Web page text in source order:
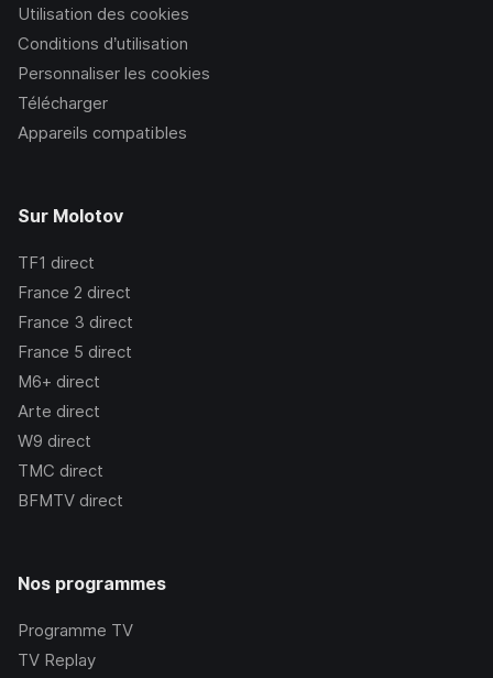
Utilisation des cookies
Conditions d’utilisation
Personnaliser les cookies
Télécharger
Appareils compatibles
Sur Molotov
TF1 direct
France 2 direct
France 3 direct
France 5 direct
M6+ direct
Arte direct
W9 direct
TMC direct
BFMTV direct
Nos programmes
Programme TV
TV Replay